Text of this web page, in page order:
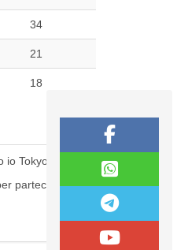
34
21
18
Tokyo?
partecipare al